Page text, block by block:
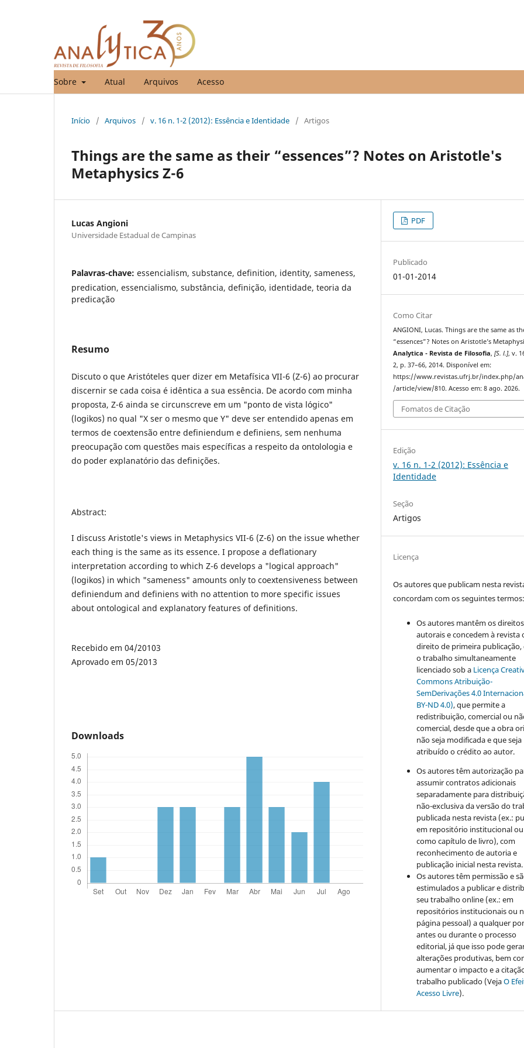
Sobre Atual Arquivos Acesso
Início / Arquivos / v. 16 n. 1-2 (2012): Essência e Identidade / Artigos
Things are the same as their “essences”? Notes on Aristotle's
Metaphysics Z-6
Lucas Angioni
Universidade Estadual de Campinas
Palavras-chave: essencialism, substance, definition, identity, sameness,
predication, essencialismo, substância, definição, identidade, teoria da
predicação
Resumo
Discuto o que Aristóteles quer dizer em Metafísica VII-6 (Z-6) ao procurar
discernir se cada coisa é idêntica a sua essência. De acordo com minha
proposta, Z-6 ainda se circunscreve em um "ponto de vista lógico"
(logikos) no qual "X ser o mesmo que Y" deve ser entendido apenas em
termos de coextensão entre definiendum e definiens, sem nenhuma
preocupação com questões mais específicas a respeito da ontolologia e
do poder explanatório das definições.
Abstract:
I discuss Aristotle's views in Metaphysics VII-6 (Z-6) on the issue whether
each thing is the same as its essence. I propose a deflationary
interpretation according to which Z-6 develops a "logical approach"
(logikos) in which "sameness" amounts only to coextensiveness between
definiendum and definiens with no attention to more specific issues
about ontological and explanatory features of definitions.
Recebido em 04/20103
Aprovado em 05/2013
Downloads
PDF
Publicado
01-01-2014
Como Citar
ANGIONI, Lucas. Things are the same as
“essences”? Notes on Aristotle’s
Analytica - Revista de Filosofia,[S. l.], v.
2, p. 37–66, 2014. Disponível em:
https://www.revistas.ufrj.br/index.php/
/article/view/810. Acesso em: 8 ago. 2026.
Fomatos de Citação
Edição
v. 16 n. 1-2 (2012): Essência e
Identidade
Seção
Artigos
Licença
Os autores que publicam nesta
concordam com os seguintes termos:
Os autores mantêm os direitos
autorais e concedem à revista
direito de primeira publicação,
o trabalho simultaneamente
licenciado sob a Licença
Commons Atribuição-
SemDerivações 4.0
BY-ND 4.0), que permite a
redistribuição, comercial ou
comercial, desde que a obra
não seja modificada e que seja
atribuído o crédito ao autor.
Os autores têm autorização
assumir contratos adicionais
separadamente para
não-exclusiva da versão do
publicada nesta revista (ex.:
em repositório institucional ou
como capítulo de livro), com
reconhecimento de autoria e
publicação inicial nesta revista.
Os autores têm permissão e
estimulados a publicar e
seu trabalho online (ex.: em
repositórios institucionais ou
página pessoal) a qualquer
antes ou durante o processo
editorial, já que isso pode
alterações produtivas, bem
aumentar o impacto e a
trabalho publicado (VejaO
Acesso Livre).